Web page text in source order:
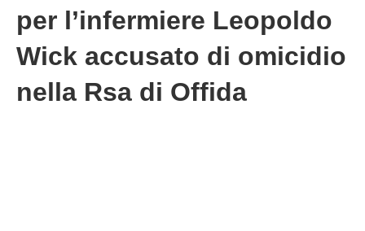
per l’infermiere Leopoldo
Wick accusato di omicidio
nella Rsa di Offida